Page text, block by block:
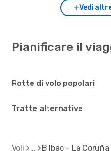
Vedi
Pianificare il
Rotte di volo popolari
Tratte alternative
Voli Bilbao - La Coruña